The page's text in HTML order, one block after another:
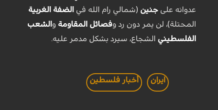
عدوانه على جنين (شمالي رام الله في الضفة الغربية
المحتلة)، لن يمر دون رد وفصائل المقاومة و الشعب
الفلسطيني الشجاع، سيرد بشكل مدمر عليه.
ايران أخبار فلسطين